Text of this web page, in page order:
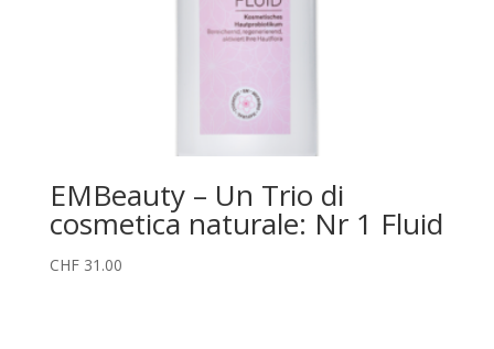
EMBeauty – Un Trio di
cosmetica naturale: Nr 1 Fluid
CHF31.00